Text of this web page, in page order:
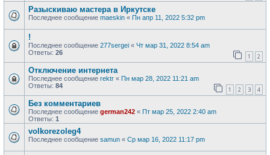
Разыскиваю мастера в Иркутске
Последнее сообщение maeskin « Пн апр 11, 2022 5:32 pm
!
Последнее сообщение 277sergei « Чт мар 31, 2022 8:54 am
Ответы: 26 1 2
Отключение интернета
Последнее сообщение rektr « Пн мар 28, 2022 11:21 am
Ответы: 84 1 2 3 4
Без комментариев
Последнее сообщение german242 « Пт мар 25, 2022 2:40 am
Ответы: 1
volkorezoleg4
Последнее сообщение samun « Ср мар 16, 2022 11:17 pm